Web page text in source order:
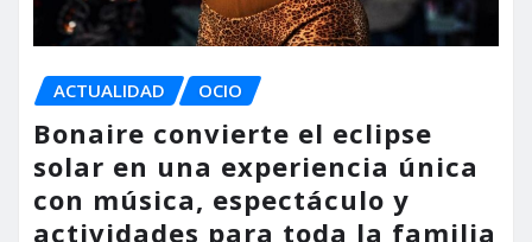
ACTUALIDAD OCIO
Bonaire convierte el eclipse
solar en una experiencia única
con música, espectáculo y
actividades para toda la familia